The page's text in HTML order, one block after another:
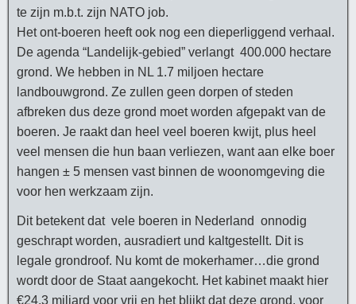
te zijn m.b.t. zijn NATO job.
Het ont-boeren heeft ook nog een dieperliggend verhaal.
De agenda “Landelijk-gebied” verlangt 400.000 hectare
grond. We hebben in NL 1.7 miljoen hectare
landbouwgrond. Ze zullen geen dorpen of steden
afbreken dus deze grond moet worden afgepakt van de
boeren. Je raakt dan heel veel boeren kwijt, plus heel
veel mensen die hun baan verliezen, want aan elke boer
hangen ± 5 mensen vast binnen de woonomgeving die
voor hen werkzaam zijn.
Dit betekent dat vele boeren in Nederland onnodig
geschrapt worden, ausradiert und kaltgestellt. Dit is
legale grondroof. Nu komt de mokerhamer…die grond
wordt door de Staat aangekocht. Het kabinet maakt hier
€24,3 miljard voor vrij en het blijkt dat deze grond, voor